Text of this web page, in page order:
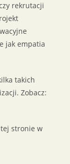
rekrutacji
jak empatia
takich
Zobacz:
stronie w